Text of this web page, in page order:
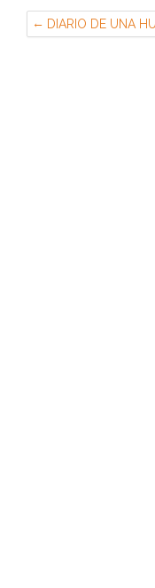
DIARIO DE UNA